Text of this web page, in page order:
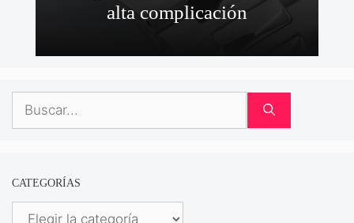
alta complicación
Buscar:
CATEGORÍAS
Categorías